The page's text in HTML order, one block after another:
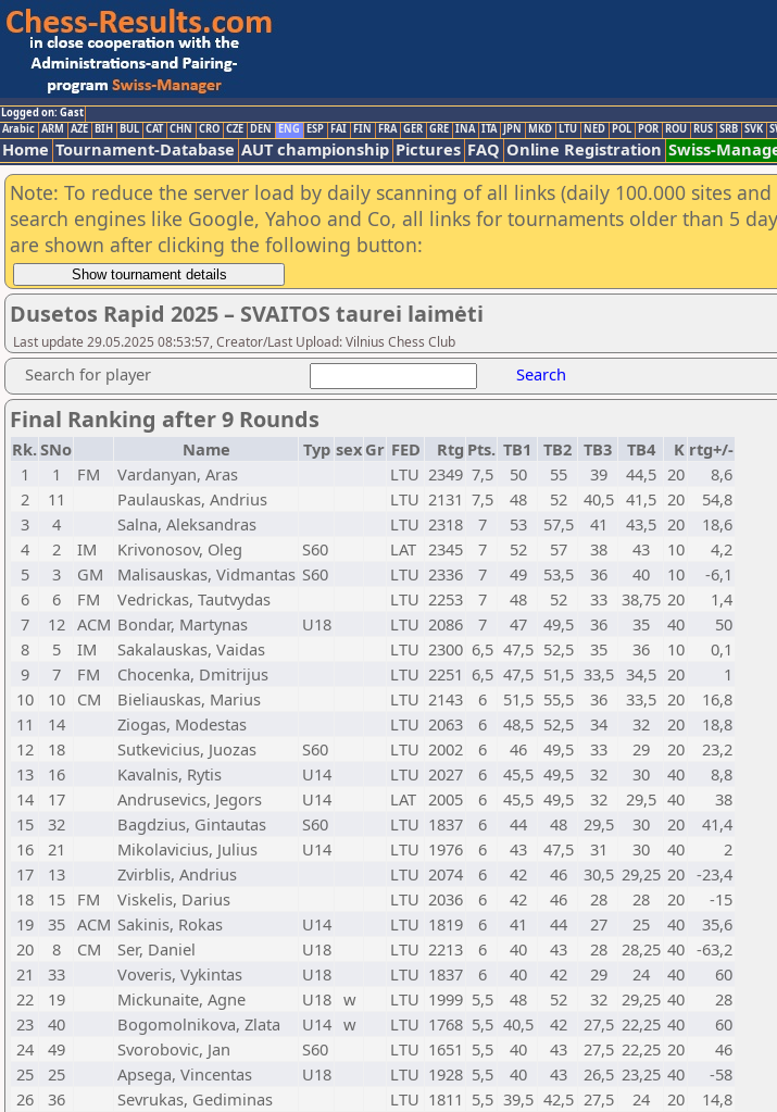
Logged on: Gast
Arabic ARM AZE BIH BUL CAT CHN CRO CZE DEN ENG ESP FAI FIN FRA GER GRE INA ITA JPN MKD LTU NED POL POR ROU RUS SRB SVK
Home Tournament-Database AUT championship Pictures FAQ Online Registration Swiss-
Note: To reduce the server load by daily scanning of all links (daily 100.000 sites
search engines like Google, Yahoo and Co, all links for tournaments older than 5
are shown after clicking the following button:
Dusetos Rapid 2025 – SVAITOS taurei laimėti
Last update 29.05.2025 08:53:57, Creator/Last Upload: Vilnius Chess Club
Search for player Search
Final Ranking after 9 Rounds
Rk.SNo Name Typ sex Gr FED Rtg Pts. TB1 TB2 TB3 TB4 K rtg+/-
1
1 FM Vardanyan, Aras LTU 2349 7,5 50 55 39 44,5 20
8,6
2
11 Paulauskas, Andrius LTU 2131 7,5 48 52 40,5 41,5 20
54,8
3
4 Salna, Aleksandras LTU 2318 7 53 57,5 41 43,5 20
18,6
4
2 IM Krivonosov, Oleg S60 LAT 2345 7 52 57 38 43 10
4,2
5
3 GM Malisauskas, Vidmantas S60 LTU 2336 7 49 53,5 36 40 10
-6,1
6
6 FM Vedrickas, Tautvydas LTU 2253 7 48 52 33 38,75 20
1,4
7
12 ACM Bondar, Martynas U18 LTU 2086 7 47 49,5 36 35 40
50
8
5 IM Sakalauskas, Vaidas LTU 2300 6,5 47,5 52,5 35 36 10
0,1
9
7 FM Chocenka, Dmitrijus LTU 2251 6,5 47,5 51,5 33,5 34,5 20
1
10
10 CM Bieliauskas, Marius LTU 2143 6 51,5 55,5 36 33,5 20
16,8
11
14 Ziogas, Modestas LTU 2063 6 48,5 52,5 34 32 20
18,8
12
18 Sutkevicius, Juozas S60 LTU 2002 6 46 49,5 33 29 20
23,2
13
16 Kavalnis, Rytis U14 LTU 2027 6 45,5 49,5 32 30 40
8,8
14
17 Andrusevics, Jegors U14 LAT 2005 6 45,5 49,5 32 29,5 40
38
15
32 Bagdzius, Gintautas S60 LTU 1837 6 44 48 29,5 30 20
41,4
16
21 Mikolavicius, Julius U14 LTU 1976 6 43 47,5 31 30 40
2
17
13 Zvirblis, Andrius LTU 2074 6 42 46 30,5 29,25 20 -23,4
18
15 FM Viskelis, Darius LTU 2036 6 42 46 28 28 20
-15
19
35 ACM Sakinis, Rokas U14 LTU 1819 6 41 44 27 25 40
35,6
20
8 CM Ser, Daniel U18 LTU 2213 6 40 43 28 28,25 40 -63,2
21
33 Voveris, Vykintas U18 LTU 1837 6 40 42 29 24 40
60
22
19 Mickunaite, Agne U18 w LTU 1999 5,5 48 52 32 29,25 40
28
23
40 Bogomolnikova, Zlata U14 w LTU 1768 5,5 40,5 42 27,5 22,25 40
60
24
49 Svorobovic, Jan S60 LTU 1651 5,5 40 43 27,5 22,25 20
46
25
25 Apsega, Vincentas U18 LTU 1928 5,5 40 43 26,5 23,25 40
-58
26
36 Sevrukas, Gediminas LTU 1811 5,5 39,5 42,5 27,5 24 20
14,8